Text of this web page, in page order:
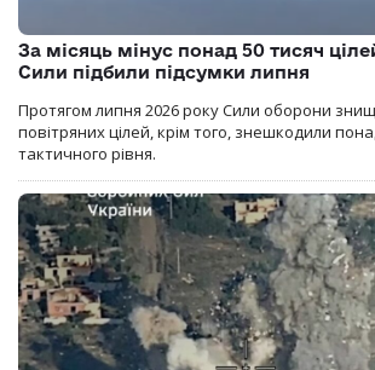
За місяць мінус понад 50 тисяч
Сили підбили підсумки липня
Протягом липня 2026 року Cили оборони
повітряних цілей, крім того, знешкодили
тактичного рівня.